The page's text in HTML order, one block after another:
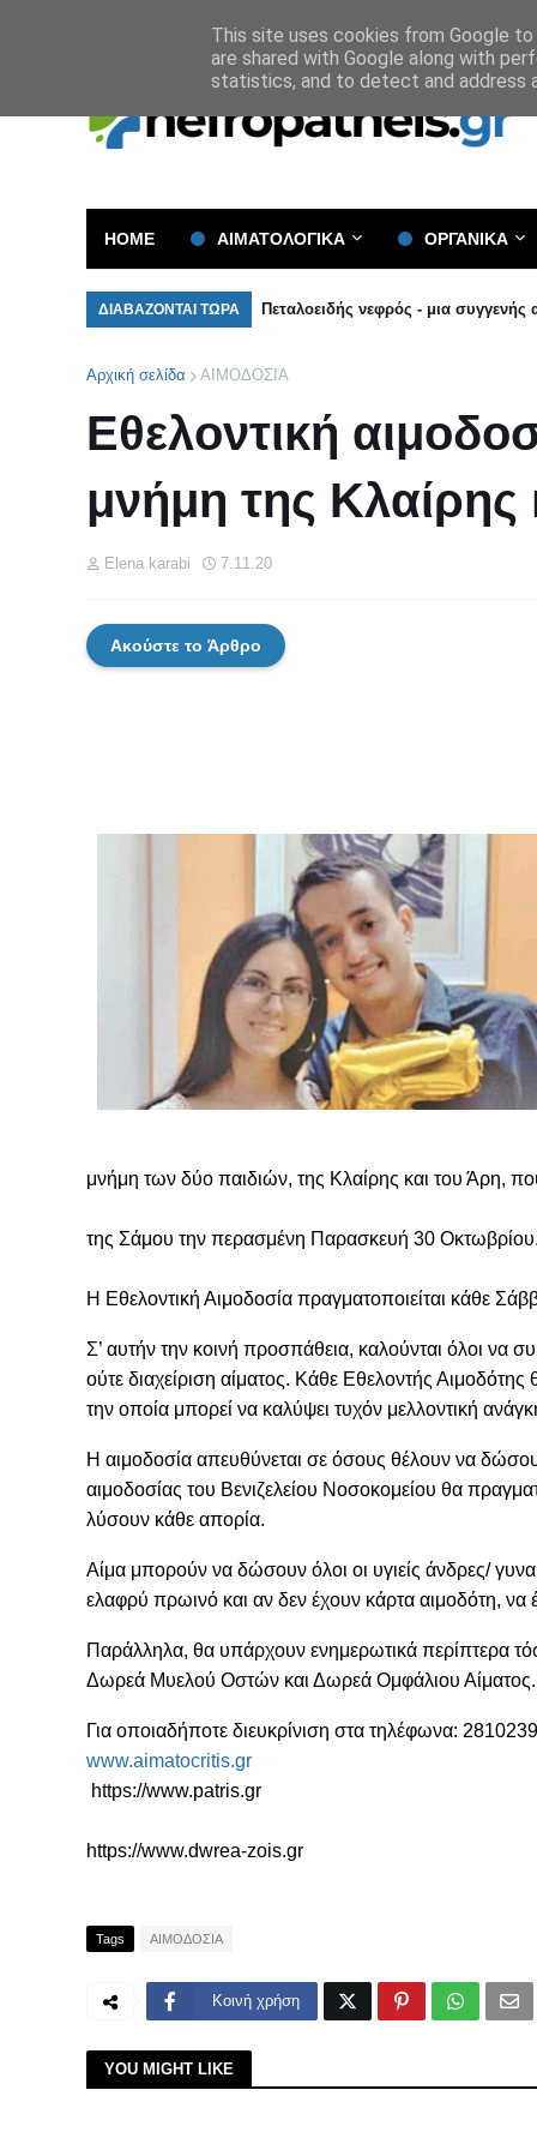
HOME ΑΙΜΑΤΟΛΟΓΙΚΑ ΟΡΓΑΝΙΚΑ
ΔΙΑΒΑΖΟΝΤΑΙ ΤΩΡΑ Πεταλοειδής νεφρός - μια συγγενής
Αρχική σελίδα ΑΙΜΟΔΟΣΙΑ
Εθελοντική
μνήμη της Κλαίρης
Elena karabi 7.11.20
Ακούστε το Άρθρο
μνήμη των δύο παιδιών, της Κλαίρης και του Άρη,
της Σάμου την περασμένη Παρασκευή 30
Η Εθελοντική Αιμοδοσία πραγματοποιείται κάθε
Σ’ αυτήν την κοινή προσπάθεια, καλούνται όλοι να
ούτε διαχείριση αίματος. Κάθε Εθελοντής
την οποία μπορεί να καλύψει τυχόν μελλοντική
Η αιμοδοσία απευθύνεται σε όσους θέλουν να
αιμοδοσίας του Βενιζελείου Νοσοκομείου θα
λύσουν κάθε απορία.
Αίμα μπορούν να δώσουν όλοι οι υγιείς άνδρες/
ελαφρύ πρωινό και αν δεν έχουν κάρτα αιμοδότη, να
Παράλληλα, θα υπάρχουν ενημερωτικά περίπτερα
Δωρεά Μυελού Οστών και Δωρεά Ομφάλιου Αίματος.
Για οποιαδήποτε διευκρίνιση στα τηλέφωνα:
www.aimatocritis.gr
https://www.patris.gr
https://www.dwrea-zois.gr
Tags ΑΙΜΟΔΟΣΙΑ
Κοινή χρήση
YOU MIGHT LIKE
This site uses cookies from Google
are shared with Google along with
statistics, and to detect and address